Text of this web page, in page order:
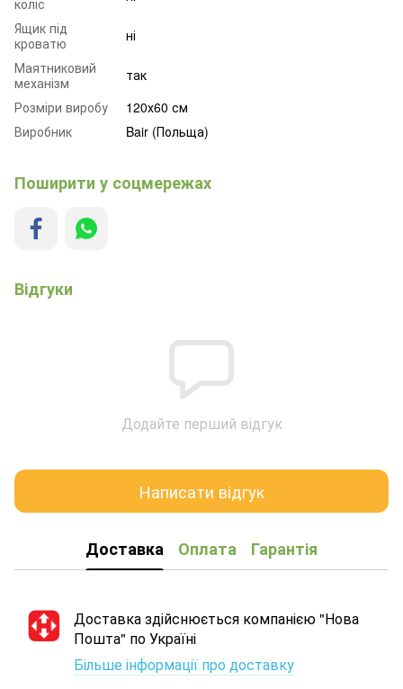
коліс
Ящик під
кроватю
ні
Маятниковий
механізм
так
Розміри виробу
120х60 см
Виробник
Bair (Польща)
Поширити у соцмережах
Відгуки
Додайте перший відгук
Написати відгук
Доставка Оплата Гарантія
Доставка здійснюється компанією "Нова
Пошта" по Україні
Більше інформації про доставку